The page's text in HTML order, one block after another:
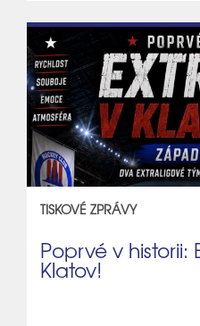
TISKOVÉ ZPRÁVY
Poprvé v historii:
Klatov!